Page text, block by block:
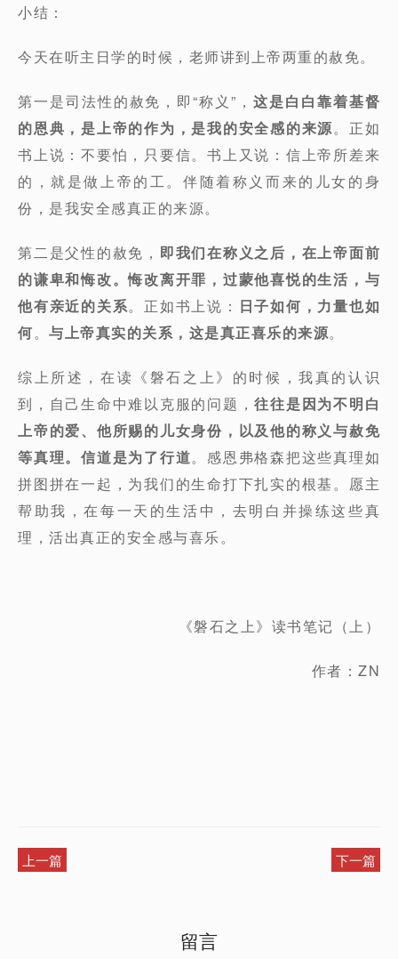
小结：
今天在听主日学的时候，老师讲到上帝两重的赦免。
第一是司法性的赦免，即“称义”， 这是白白靠着基督
的恩典，是上帝的作为，是我的安全感的来源。正如
书上说：不要怕，只要信。书上又说：信上帝所差来
的，就是做上帝的工。伴随着称义而来的儿女的身
份，是我安全感真正的来源。
第二是父性的赦免， 即我们在称义之后，在上帝面前
的谦卑和悔改。悔改离开罪，过蒙他喜悦的生活，与
他有亲近的关系。正如书上说： 日子如何，力量也如
何。 与上帝真实的关系，这是真正喜乐的来源。
综上所述，在读《磐石之上》的时候，我真的认识
到，自己生命中难以克服的问题，往往是因为不明白
上帝的爱、他所赐的儿女身份，以及他的称义与赦免
等真理。信道是为了行道。感恩弗格森把这些真理如
拼图拼在一起，为我们的生命打下扎实的根基。愿主
帮助我，在每一天的生活中，去明白并操练这些真
理，活出真正的安全感与喜乐。
《磐石之上》读书笔记（上）
作者：ZN
上一篇 下一篇
留言